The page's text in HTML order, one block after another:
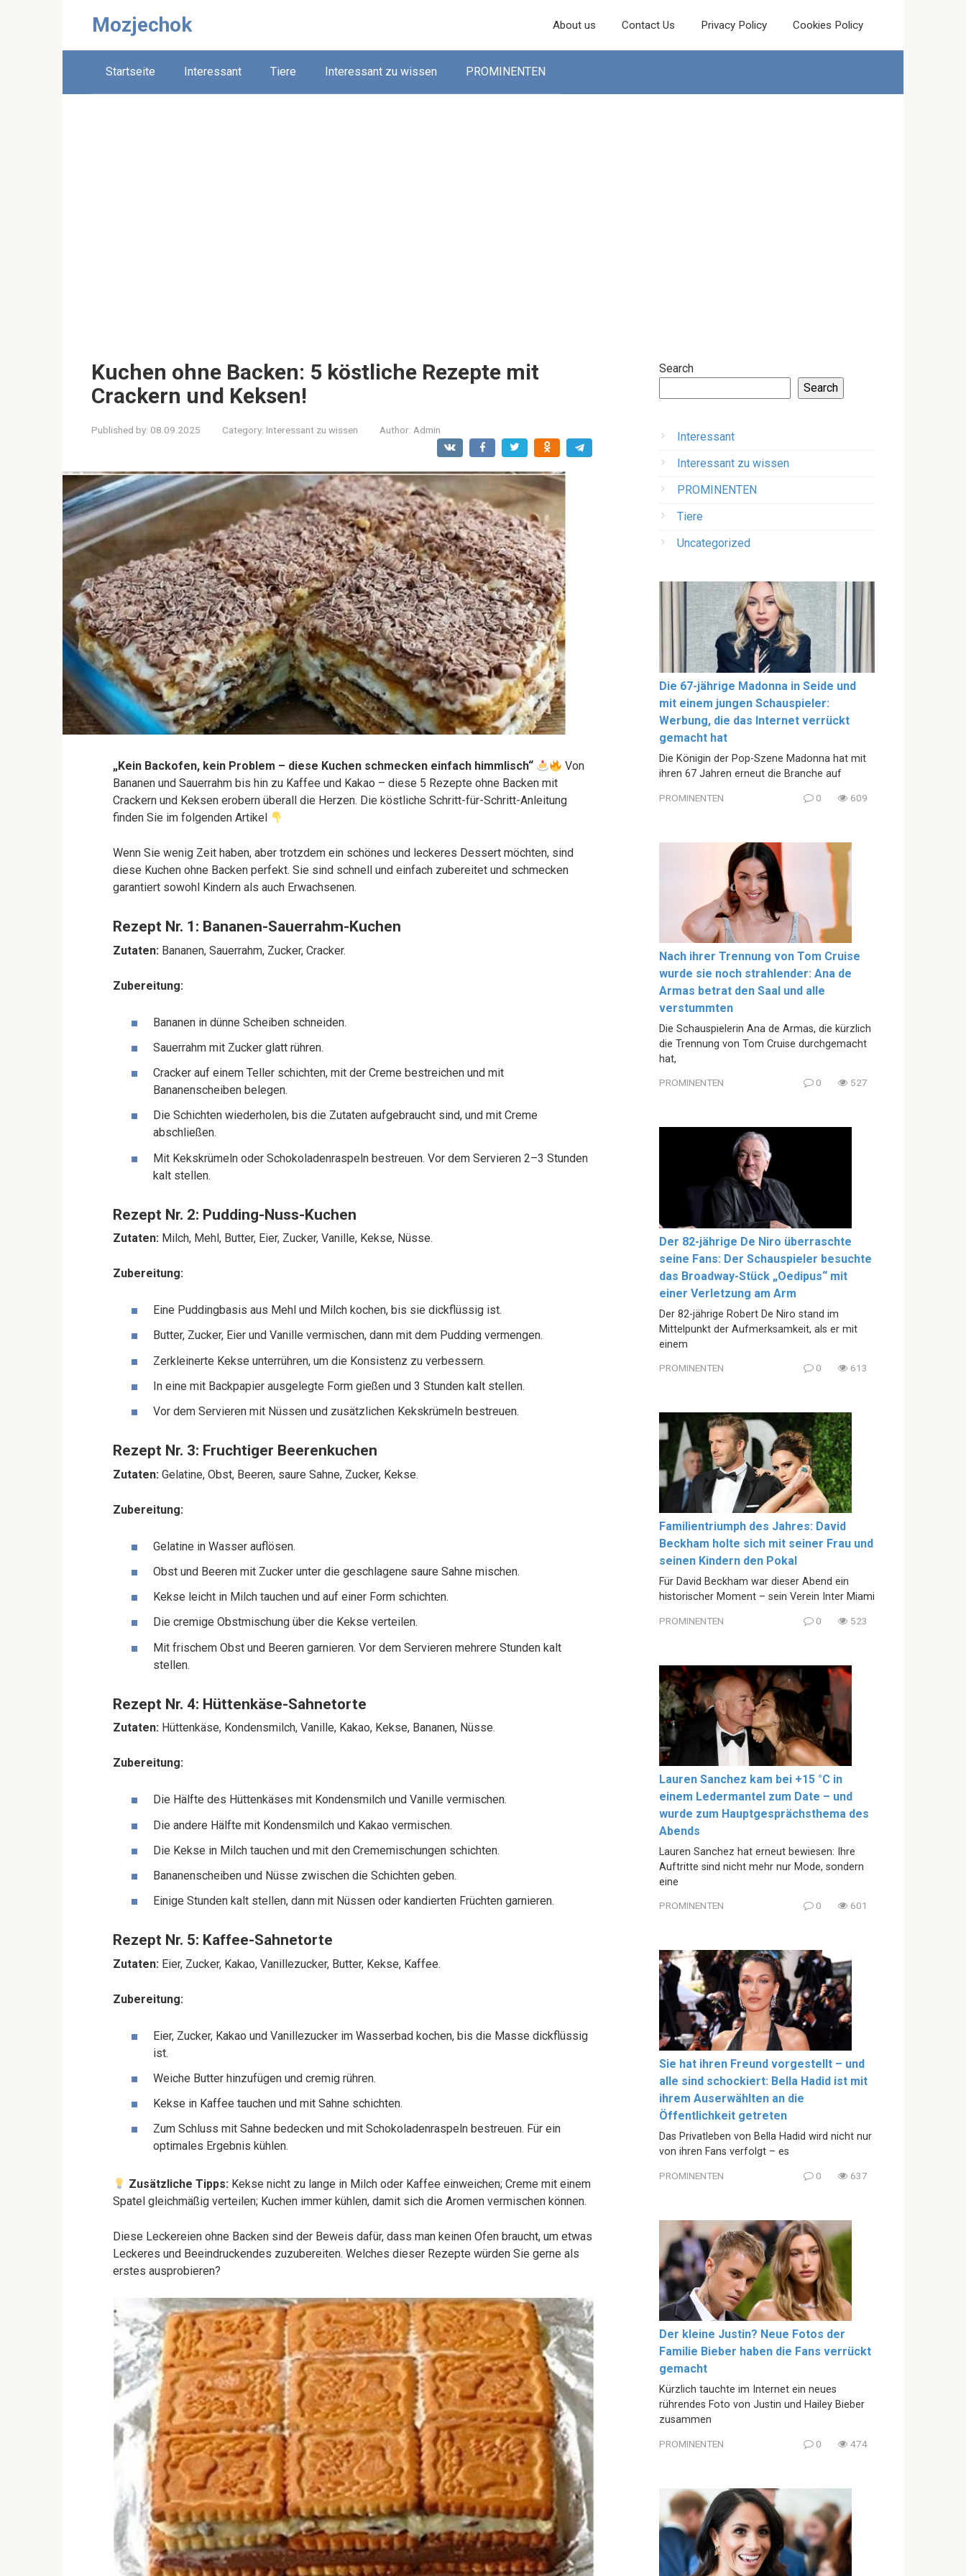
Mozjechok About us Contact Us Privacy Policy Cookies Policy
Startseite Interessant Tiere Interessant zu wissen PROMINENTEN
Kuchen ohne Backen: 5 köstliche Rezepte mit
Crackern und Keksen!
Published by: 08.09.2025 Category: Interessant zu wissen Author: Admin
„Kein Backofen, kein Problem – diese Kuchen schmecken einfach himmlisch“
Von
Bananen und Sauerrahm bis hin zu Kaffee und Kakao – diese 5 Rezepte ohne Backen mit
Crackern und Keksen erobern überall die Herzen. Die köstliche Schritt-für-Schritt-Anleitung
finden Sie im folgenden Artikel
Wenn Sie wenig Zeit haben, aber trotzdem ein schönes und leckeres Dessert möchten, sind
diese Kuchen ohne Backen perfekt. Sie sind schnell und einfach zubereitet und schmecken
garantiert sowohl Kindern als auch Erwachsenen.
Rezept Nr. 1: Bananen-Sauerrahm-Kuchen
Zutaten: Bananen, Sauerrahm, Zucker, Cracker.
Zubereitung:
Bananen in dünne Scheiben schneiden.
Sauerrahm mit Zucker glatt rühren.
Cracker auf einem Teller schichten, mit der Creme bestreichen und mit
Bananenscheiben belegen.
Die Schichten wiederholen, bis die Zutaten aufgebraucht sind, und mit Creme
abschließen.
Mit Kekskrümeln oder Schokoladenraspeln bestreuen. Vor dem Servieren 2–3 Stunden
kalt stellen.
Rezept Nr. 2: Pudding-Nuss-Kuchen
Zutaten: Milch, Mehl, Butter, Eier, Zucker, Vanille, Kekse, Nüsse.
Zubereitung:
Eine Puddingbasis aus Mehl und Milch kochen, bis sie dickflüssig ist.
Butter, Zucker, Eier und Vanille vermischen, dann mit dem Pudding vermengen.
Zerkleinerte Kekse unterrühren, um die Konsistenz zu verbessern.
In eine mit Backpapier ausgelegte Form gießen und 3 Stunden kalt stellen.
Vor dem Servieren mit Nüssen und zusätzlichen Kekskrümeln bestreuen.
Rezept Nr. 3: Fruchtiger Beerenkuchen
Zutaten: Gelatine, Obst, Beeren, saure Sahne, Zucker, Kekse.
Zubereitung:
Gelatine in Wasser auflösen.
Obst und Beeren mit Zucker unter die geschlagene saure Sahne mischen.
Kekse leicht in Milch tauchen und auf einer Form schichten.
Die cremige Obstmischung über die Kekse verteilen.
Mit frischem Obst und Beeren garnieren. Vor dem Servieren mehrere Stunden kalt
stellen.
Rezept Nr. 4: Hüttenkäse-Sahnetorte
Zutaten: Hüttenkäse, Kondensmilch, Vanille, Kakao, Kekse, Bananen, Nüsse.
Zubereitung:
Die Hälfte des Hüttenkäses mit Kondensmilch und Vanille vermischen.
Die andere Hälfte mit Kondensmilch und Kakao vermischen.
Die Kekse in Milch tauchen und mit den Crememischungen schichten.
Bananenscheiben und Nüsse zwischen die Schichten geben.
Einige Stunden kalt stellen, dann mit Nüssen oder kandierten Früchten garnieren.
Rezept Nr. 5: Kaffee-Sahnetorte
Zutaten: Eier, Zucker, Kakao, Vanillezucker, Butter, Kekse, Kaffee.
Zubereitung:
Eier, Zucker, Kakao und Vanillezucker im Wasserbad kochen, bis die Masse dickflüssig
ist.
Weiche Butter hinzufügen und cremig rühren.
Kekse in Kaffee tauchen und mit Sahne schichten.
Zum Schluss mit Sahne bedecken und mit Schokoladenraspeln bestreuen. Für ein
optimales Ergebnis kühlen.
Zusätzliche Tipps: Kekse nicht zu lange in Milch oder Kaffee einweichen; Creme mit einem
Spatel gleichmäßig verteilen; Kuchen immer kühlen, damit sich die Aromen vermischen können.
Diese Leckereien ohne Backen sind der Beweis dafür, dass man keinen Ofen braucht, um etwas
Leckeres und Beeindruckendes zuzubereiten. Welches dieser Rezepte würden Sie gerne als
erstes ausprobieren?
Search
Search
Interessant
Interessant zu wissen
PROMINENTEN
Tiere
Uncategorized
Die 67-jährige Madonna in Seide und
mit einem jungen Schauspieler:
Werbung, die das Internet verrückt
gemacht hat
Die Königin der Pop-Szene Madonna hat mit
ihren 67 Jahren erneut die Branche auf
PROMINENTEN 0 609
Nach ihrer Trennung von Tom Cruise
wurde sie noch strahlender: Ana de
Armas betrat den Saal und alle
verstummten
Die Schauspielerin Ana de Armas, die kürzlich
die Trennung von Tom Cruise durchgemacht
hat,
PROMINENTEN 0 527
Der 82-jährige De Niro überraschte
seine Fans: Der Schauspieler besuchte
das Broadway-Stück „Oedipus“ mit
einer Verletzung am Arm
Der 82-jährige Robert De Niro stand im
Mittelpunkt der Aufmerksamkeit, als er mit
einem
PROMINENTEN 0 613
Familientriumph des Jahres: David
Beckham holte sich mit seiner Frau und
seinen Kindern den Pokal
Für David Beckham war dieser Abend ein
historischer Moment – sein Verein Inter Miami
PROMINENTEN 0 523
Lauren Sanchez kam bei +15 °C in
einem Ledermantel zum Date – und
wurde zum Hauptgesprächsthema des
Abends
Lauren Sanchez hat erneut bewiesen: Ihre
Auftritte sind nicht mehr nur Mode, sondern
eine
PROMINENTEN 0 601
Sie hat ihren Freund vorgestellt – und
alle sind schockiert: Bella Hadid ist mit
ihrem Auserwählten an die
Öffentlichkeit getreten
Das Privatleben von Bella Hadid wird nicht nur
von ihren Fans verfolgt – es
PROMINENTEN 0 637
Der kleine Justin? Neue Fotos der
Familie Bieber haben die Fans verrückt
gemacht
Kürzlich tauchte im Internet ein neues
rührendes Foto von Justin und Hailey Bieber
zusammen
PROMINENTEN 0 474